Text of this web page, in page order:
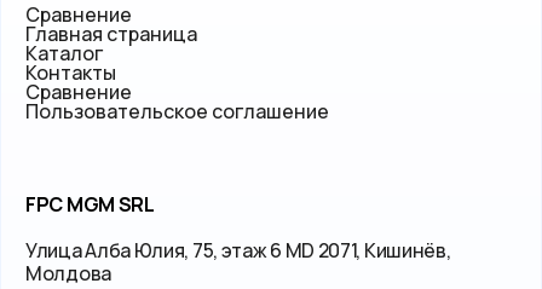
Сравнение
Главная страница
Каталог
Контакты
Сравнение
Пользовательское соглашение
FPC MGM SRL
Улица Алба Юлия, 75, этаж 6 MD 2071, Кишинёв,
Молдова